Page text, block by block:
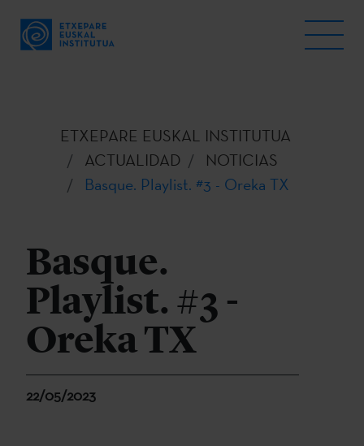
ETXEPARE EUSKAL INSTITUTUA
ACTUALIDAD
NOTICIAS
Basque. Playlist. #3 - Oreka TX
Basque.
Playlist. #3 -
Oreka TX
22/05/2023